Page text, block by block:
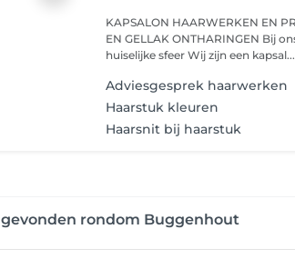
KAPSALON HAARWERKEN EN PRUIKEN PEDICURE MANICURE
EN GELLAK ONTHARINGEN Bij ons verloopt alles in een warme,
huiselijke sfeer Wij zijn een kapsal...
Adviesgesprek haarwerken
Haarstuk kleuren
Haarsnit bij haarstuk
rondom Buggenhout